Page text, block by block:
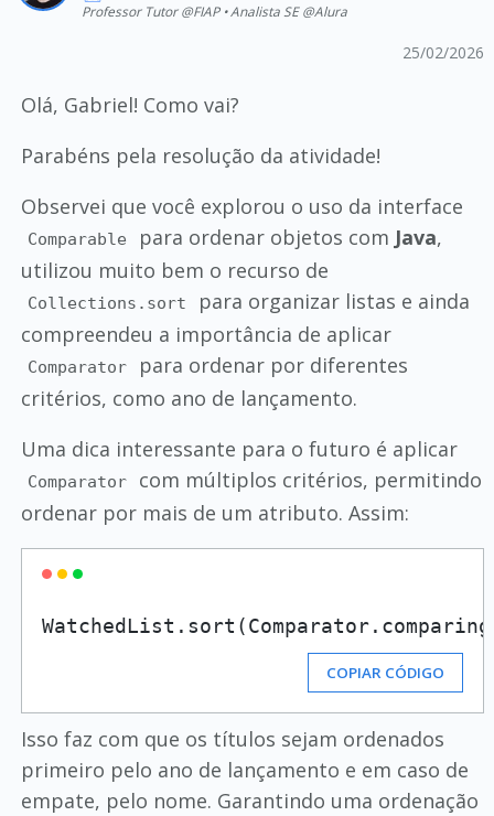
Professor Tutor @FIAP • Analista SE @Alura
25/02/2026
Olá, Gabriel! Como vai?
Parabéns pela resolução da atividade!
Observei que você explorou o uso da interface
Comparable para ordenar objetos com Java,
utilizou muito bem o recurso de
Collections.sort
para organizar listas e ainda
compreendeu a importância de aplicar
Comparator
para ordenar por diferentes
critérios, como ano de lançamento.
Uma dica interessante para o futuro é aplicar
Comparator
com múltiplos critérios, permitindo
ordenar por mais de um atributo. Assim:
COPIAR CÓDIGO
Isso faz com que os títulos sejam ordenados
primeiro pelo ano de lançamento e em caso de
empate, pelo nome. Garantindo uma ordenação